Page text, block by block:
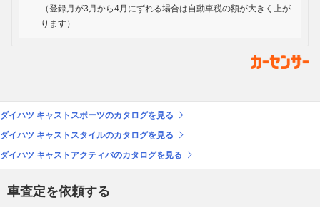
（登録月が3月から4月にずれる場合は自動車税の額が大きく上が
ります）
ダイハツ キャストスポーツのカタログを見る
ダイハツ キャストスタイルのカタログを見る
ダイハツ キャストアクティバのカタログを見る
車査定を依頼する